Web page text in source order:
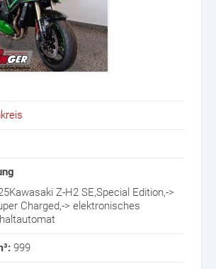
Z-H2 SE,Special Edition,->
Charged,-> elektronisches
999